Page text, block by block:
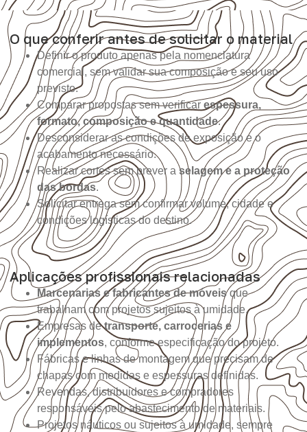
O que conferir antes de solicitar o material
Definir o produto apenas pela nomenclatura
comercial, sem validar sua composição e seu uso
previsto.
Comparar propostas sem verificar espessura,
formato, composição e quantidade.
Desconsiderar as condições de exposição e o
acabamento necessário.
Realizar cortes sem prever a selagem e a proteção
das bordas.
Solicitar entrega sem confirmar volume, cidade e
condições logísticas do destino.
Aplicações profissionais relacionadas
Marcenarias e fabricantes de móveisque
trabalham com projetos sujeitos à umidade.
Empresas detransporte, carrocerias e
implementos, conforme especificação do projeto.
Fábricas e linhas de montagem que precisam de
chapas com medidas e espessuras definidas.
Revendas, distribuidores e compradores
responsáveis pelo abastecimento de materiais.
Projetos náuticos ou sujeitos à umidade, sempre